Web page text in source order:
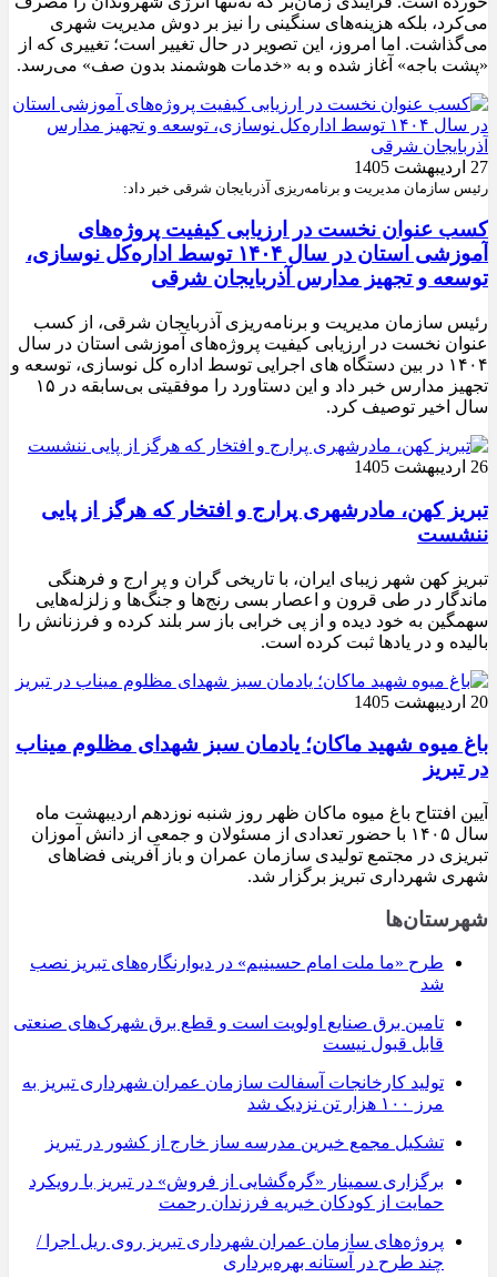
می‌کرد، بلکه هزینه‌های سنگینی را نیز بر دوش مدیریت شهری
می‌گذاشت. اما امروز، این تصویر در حال تغییر است؛ تغییری که از
«پشت باجه» آغاز شده و به «خدمات هوشمند بدون صف» می‌رسد.
27 اردیبهشت 1405
رئیس سازمان مدیریت و برنامه‌ریزی آذربایجان شرقی خبر داد:
کسب عنوان نخست در ارزیابی کیفیت پروژه‌های
آموزشی استان در سال ۱۴۰۴ توسط اداره‌کل نوسازی،
توسعه و تجهیز مدارس آذربایجان شرقی
رئیس سازمان مدیریت و برنامه‌ریزی آذربایجان شرقی، از کسب
عنوان نخست در ارزیابی کیفیت پروژه‌های آموزشی استان در سال
۱۴۰۴ در بین دستگاه های اجرایی توسط اداره کل نوسازی، توسعه و
تجهیز مدارس خبر داد و این دستاورد را موفقیتی بی‌سابقه در ۱۵
سال اخیر توصیف کرد.
26 اردیبهشت 1405
تبریز کهن، مادرشهری پرارج و افتخار که هرگز از پایی
ننشست
تبریز کهن شهر زیبای ایران، با تاریخی گران و پر ارج و فرهنگی
ماندگار در طی قرون و اعصار بسی رنج‌ها و جنگ‌ها و زلزله‌هایی
سهمگین به خود دیده و از پی خرابی باز سر بلند کرده و فرزنانش را
بالیده و در یادها ثبت کرده است.
20 اردیبهشت 1405
باغ میوه شهید ماکان؛ یادمان سبز شهدای مظلوم میناب
در تبریز
آیین افتتاح باغ میوه ماکان ظهر روز شنبه نوزدهم اردیبهشت ماه
سال ۱۴۰۵ با حضور تعدادی از مسئولان و جمعی از دانش آموزان
تبریزی در مجتمع تولیدی سازمان عمران و باز آفرینی فضاهای
شهری شهرداری تبریز برگزار شد.
شهرستان‌ها
طرح «ما ملت امام حسینیم» در دیوارنگاره‌های تبریز نصب
شد
تامین برق صنایع اولویت است و قطع برق شهرک‌های صنعتی
قابل قبول نیست
تولید کارخانجات آسفالت سازمان عمران شهرداری تبریز به
مرز ۱۰۰ هزار تن نزدیک شد
تشکیل مجمع خیرین مدرسه ‌ساز خارج از کشور در تبریز
برگزاری سمینار «گره‌گشایی از فروش» در تبریز با رویکرد
حمایت از کودکان خیریه فرزندان رحمت
پروژه‌های سازمان عمران شهرداری تبریز روی ریل اجرا /
چند طرح در آستانه بهره‌برداری